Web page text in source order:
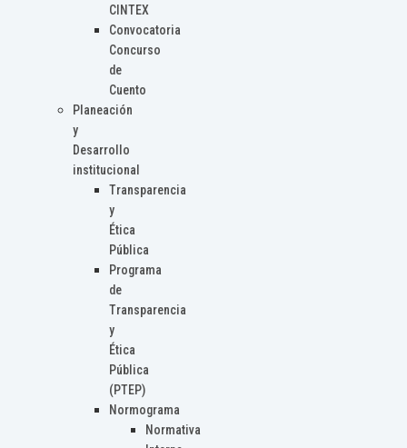
CINTEX
Convocatoria
Concurso
de
Cuento
Planeación
y
Desarrollo
institucional
Transparencia
y
Ética
Pública
Programa
de
Transparencia
y
Ética
Pública
(PTEP)
Normograma
Normativa